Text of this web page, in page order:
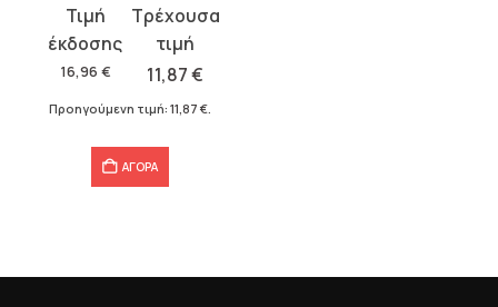
16,96 €
Original
price
was:
16,96 €.
11,87€
τρέχουσα
τιμή
Προηγούμενη τιμή: 11,87 €
ΑΓΟΡΑ